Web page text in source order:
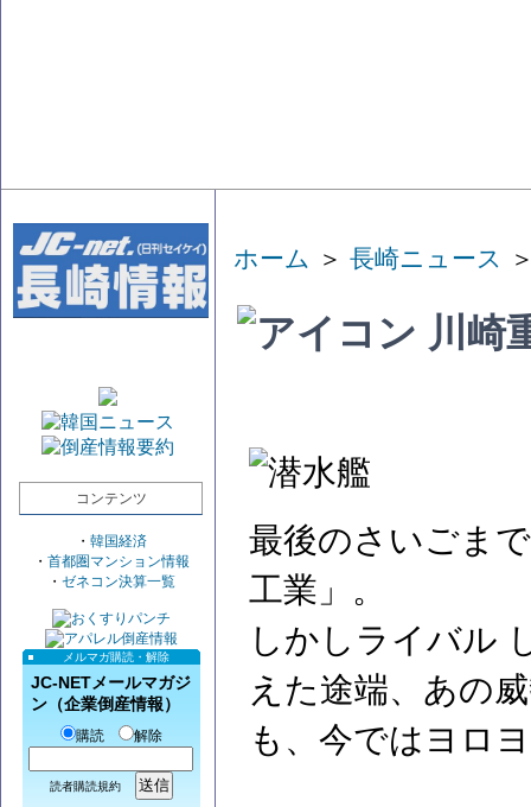
コンテンツ
・ 韓国経済
・ 首都圏マンション情報
・ ゼネコン決算一覧
メルマガ購読・解除
JC-NETメールマガジ
ン（企業倒産情報）
購読 解除
読者購読規約
ホーム ＞ 長崎ニュース
川崎
最後のさいごま
工業」。
しかしライバル
えた途端、あの
も、今ではヨロ